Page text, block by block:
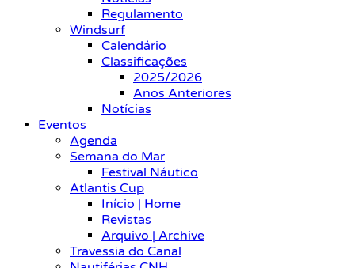
Regulamento
Windsurf
Calendário
Classificações
2025/2026
Anos Anteriores
Notícias
Eventos
Agenda
Semana do Mar
Festival Náutico
Atlantis Cup
Início | Home
Revistas
Arquivo | Archive
Travessia do Canal